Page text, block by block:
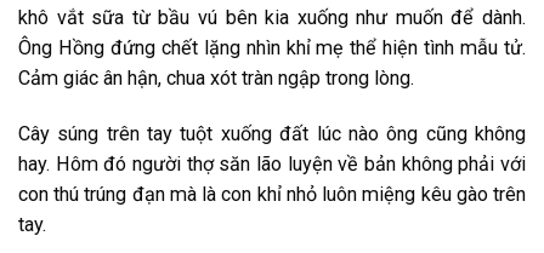
khô vắt sữa từ bầu vú bên kia xuống như muốn để dành.
Ông Hồng đứng chết lặng nhìn khỉ mẹ thể hiện tình mẫu tử.
Cảm giác ân hận, chua xót tràn ngập trong lòng.
Cây súng trên tay tuột xuống đất lúc nào ông cũng không
hay. Hôm đó người thợ săn lão luyện về bản không phải với
con thú trúng đạn mà là con khỉ nhỏ luôn miệng kêu gào trên
tay.